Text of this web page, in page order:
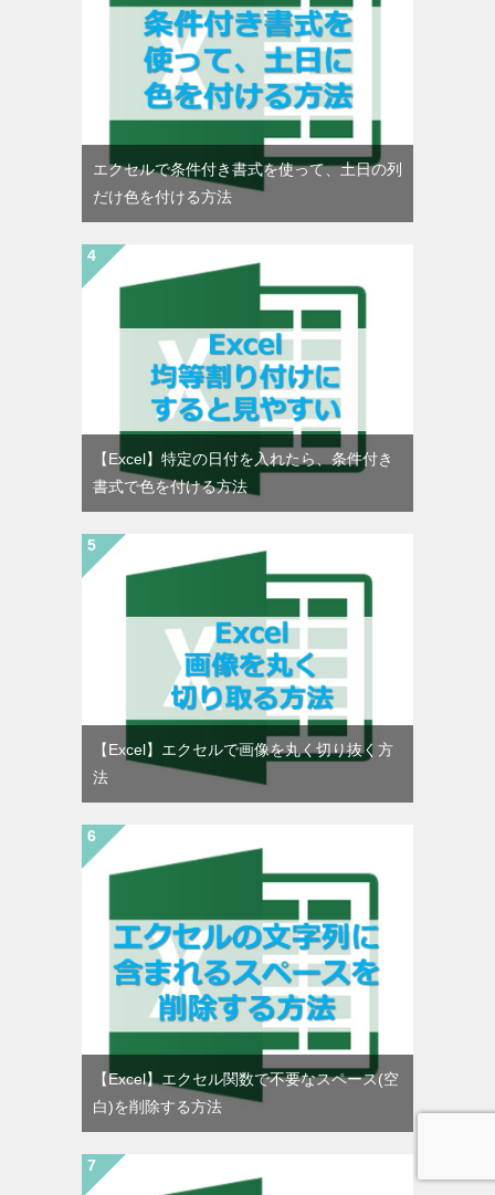
エクセルで条件付き書式を使って、土日の列
だけ色を付ける方法
【Excel】特定の日付を入れたら、条件付き
書式で色を付ける方法
【Excel】エクセルで画像を丸く切り抜く方
法
【Excel】エクセル関数で不要なスペース(空
白)を削除する方法